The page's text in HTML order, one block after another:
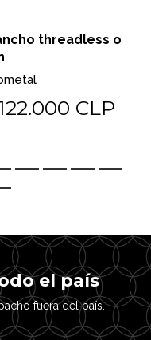
threadless o
CLP
el país
fuera del país.